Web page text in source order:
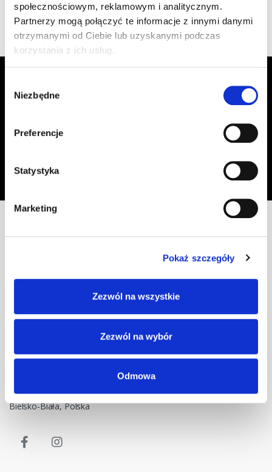
społecznościowym, reklamowym i analitycznym.
Partnerzy mogą połączyć te informacje z innymi danymi
otrzymanymi od Ciebie lub uzyskanymi podczas
korzystania z ich usług.
zgody
Niezbędne
Preferencje
Statystyka
Marketing
Pokaż szczegóły
Zezwól na wszystkie
Zezwól na wybór
Odmowa
Wyświetlono 1–4 z 4 wyników
otrzymywać informacje o aktualnych
Adres email
Zapisz się
Oświadczam, że zapoznałem się z
przetwarzania moich danych osobowych, w celu przesyłania mi informacji o
+48 33 47 94 400
Nasz adres e-mail
NIP: 5482614481, MDM NT sp. z o.o., Bestwińska 143, 43-346
Bielsko-Biała, Polska